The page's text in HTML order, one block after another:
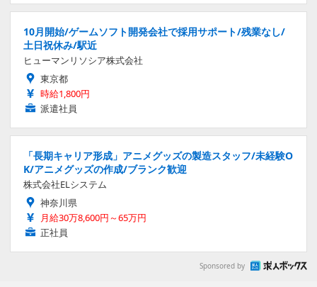
10月開始/ゲームソフト開発会社で採用サポート/残業なし/
土日祝休み/駅近
ヒューマンリソシア株式会社
東京都
時給1,800円
派遣社員
「長期キャリア形成」アニメグッズの製造スタッフ/未経験O
K/アニメグッズの作成/ブランク歓迎
株式会社ELシステム
神奈川県
月給30万8,600円～65万円
正社員
Sponsored by